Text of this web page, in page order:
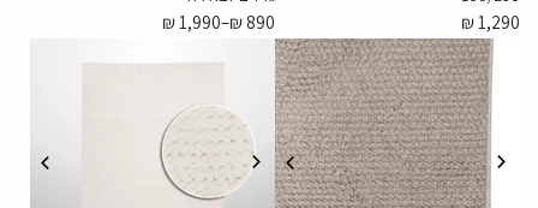
₪1,290
₪890
–
₪1,990